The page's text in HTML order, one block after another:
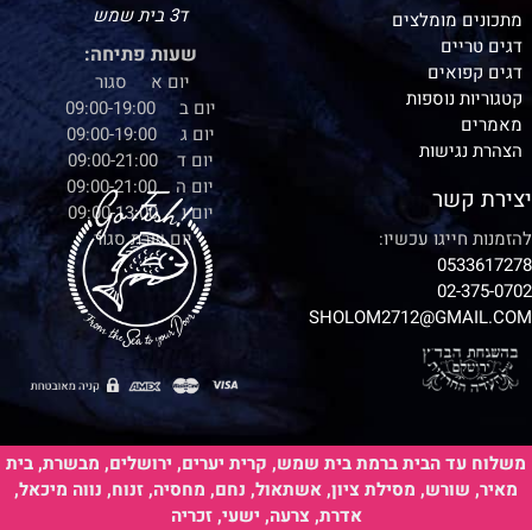
מתכונים מומלצים
דגים טריים
דגים קפואים
קטגוריות נוספות
מאמרים
הצהרת נגישות
ד3 בית שמש
שעות פתיחה:
יום א סגור
יום ב 09:00-19:00
יום ג 09:00-19:00
יום ד 09:00-21:00
יום ה 09:00-21:00
יום ו 09:00-13:00
יום שבת סגור
יצירת קשר
להזמנות חייגו עכשיו:
0533617278
02-375-0702
SHOLOM2712@GMAIL.COM
משלוח עד הבית ברמת בית שמש, קרית יערים, ירושלים, מבשרת, בית
מאיר, שורש, מסילת ציון, אשתאול, נחם, מחסיה, זנוח, נווה מיכאל,
אדרת, צרעה, ישעי, זכריה